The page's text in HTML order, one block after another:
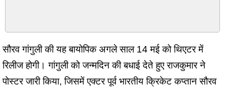
सौरव गांगुली की यह बायोपिक अगले साल 14 मई को थिएटर में
रिलीज होगी। गांगुली को जन्मदिन की बधाई देते हुए राजकुमार ने
पोस्टर जारी किया, जिसमें एक्टर पूर्व भारतीय क्रिकेट कप्तान सौरव